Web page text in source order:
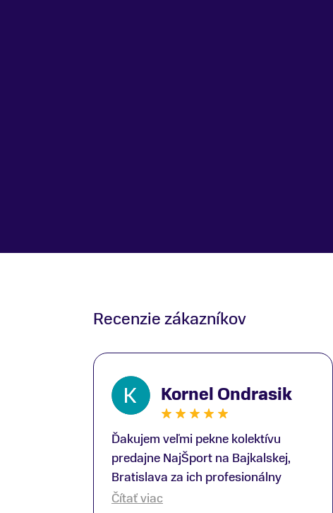
Recenzie zákazníkov
Kornel Ondrasik
Ďakujem veľmi pekne kolektívu
predajne NajŠport na Bajkalskej,
Bratislava za ich profesionálny
prístup k zákazníkom; Zvlášť
Čítať viac